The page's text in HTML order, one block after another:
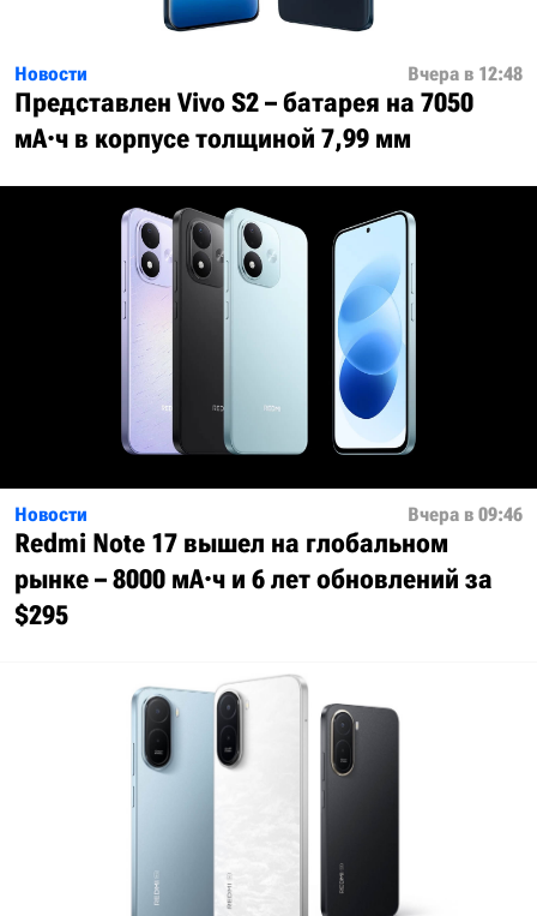
Новости Вчера в 12:48
Представлен Vivo S2 – батарея на 7050
мА·ч в корпусе толщиной 7,99 мм
Новости Вчера в 09:46
Redmi Note 17 вышел на глобальном
рынке – 8000 мА·ч и 6 лет обновлений за
$295